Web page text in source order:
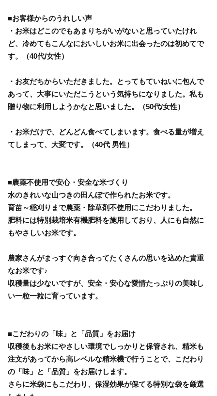
■お客様からのうれしい声
・お米はどこのでもあまりちがいがないと思っていたけれ
ど、冷めてもこんなにおいしいお米に出会ったのは初めてで
す。（40代/女性）
・お友だちからいただきました。とってもていねいに包んで
あって、大事にいただこうという気持ちになりました。私も
贈り物に利用しようかなと思いました。（50代/女性）
・お米だけで、どんどん食べてしまいます。食べる量が増え
てしまって、大変です。（40代 男性）
■農薬不使用で安心・安全な米づくり
水のきれいな山つきの田んぼで作られたお米です。
育苗～稲刈りまで農薬・除草剤不使用にこだわりました。
肥料には特別栽培米有機肥料を施用しており、人にも自然に
もやさしいお米です。
農家さんがまっすぐ向き合ってたくさんの思いを込めた貴重
なお米です♪
収穫量は少ないですが、安全・安心な愛情たっぷりの美味し
い一粒一粒に育っています。
■こだわりの「味」と「品質」をお届け
収穫後もお米にやさしい環境でしっかりと保管され、精米も
注文があってから高レベルな精米機で行うことで、こだわり
の「味」と「品質」をお届けします。
さらに米袋にもこだわり、保湿効果が保てる特別な袋を厳選